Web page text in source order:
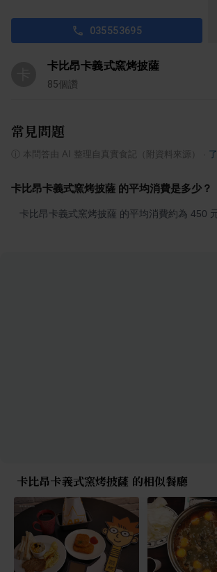
035553695
卡比昂卡義式窯烤披薩
85個讚
常見問題
本問答由 AI 整理自真實食記（附資料來源）
卡比昂卡義式窯烤披薩 的平均消費是多少？
卡比昂卡義式窯烤披薩 的平均消費約為 450 元
卡比昂卡義式窯烤披薩 的相似餐廳